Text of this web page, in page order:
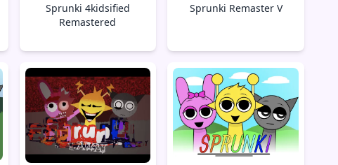
Sprunki 4kidsified
Remastered
Sprunki Remaster V